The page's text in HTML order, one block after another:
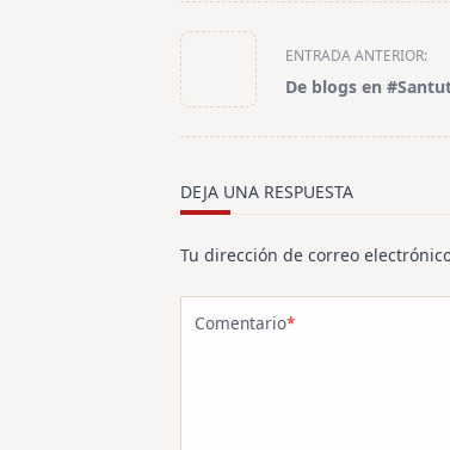
<span
class="nav-
subtitle
screen-
text">Página</span>
ENTRADA ANTERIOR:
De blogs en
DEJA UNA RESPUESTA
Tu dirección de correo
Comentario*